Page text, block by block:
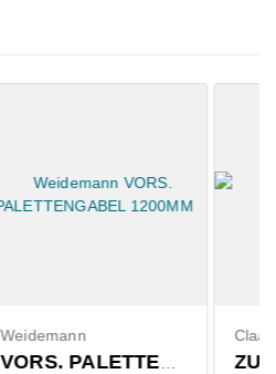
Claas
ZUB. 6- RAD FAHRWERK